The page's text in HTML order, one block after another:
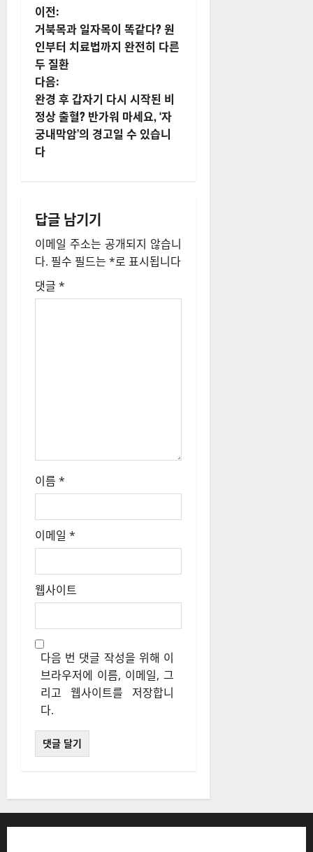
게
시
물
내
비
게
션
이전:
거북목과 일자목이 똑같다? 원
인부터 치료법까지 완전히 다른
두 질환
다음:
완경 후 갑자기 다시 시작된 비
정상 출혈? 반가워 마세요, ‘자
궁내막암’의 경고일 수 있습니
다
답글 남기기
이메일 주소는 공개되지 않습니
다. 필수 필드는 *로 표시됩니다
댓글 *
이름 *
이메일 *
웹사이트
다음 번 댓글 작성을 위해 이
브라우저에 이름, 이메일, 그
리고 웹사이트를 저장합니
다.